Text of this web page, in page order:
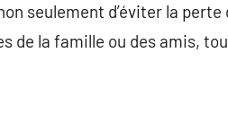
seulement d’éviter la
de la famille ou des amis,